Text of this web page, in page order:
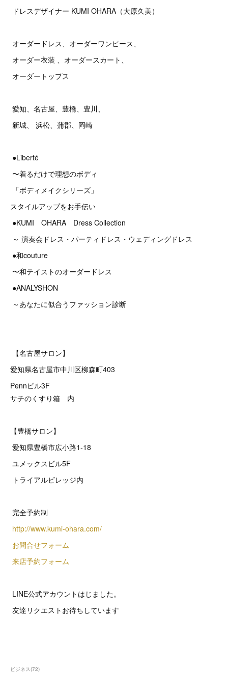
ドレスデザイナー KUMI OHARA（大原久美）
オーダードレス、オーダーワンピース、
オーダー衣装 、オーダースカート、
オーダートップス
愛知、名古屋、豊橋、豊川、
新城、 浜松、蒲郡、岡崎
●Liberté
〜着るだけで理想のボディ
「ボディメイクシリーズ」
スタイルアップをお手伝い
●KUMI OHARA Dress Collection
～ 演奏会ドレス・パーティドレス・ウェディングドレス
●和couture
〜和テイストのオーダードレス
●ANALYSHON
～あなたに似合うファッション診断
【名古屋サロン】
愛知県名古屋市中川区柳森町403
Pennビル3F
サチのくすり箱 内
【豊橋サロン】
愛知県豊橋市広小路1-18
ユメックスビル5F
トライアルビレッジ内
完全予約制
http://www.kumi-ohara.com/
お問合せフォーム
来店予約フォーム
LINE公式アカウントはじました。
友達リクエストお待ちしています
ビジネス(72)